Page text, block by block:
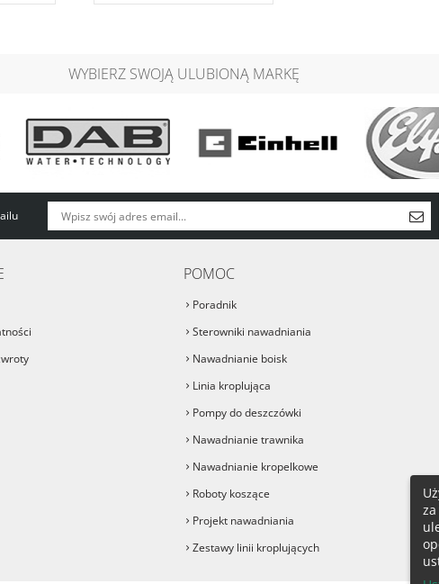
WYBIERZ SWOJĄ ULUBIONĄ MARKĘ
POMOC
Poradnik
Sterowniki nawadniania
Nawadnianie boisk
Linia kroplująca
Pompy do deszczówki
Nawadnianie trawnika
Nawadnianie kropelkowe
Roboty koszące
Projekt nawadniania
Zestawy linii kroplujących